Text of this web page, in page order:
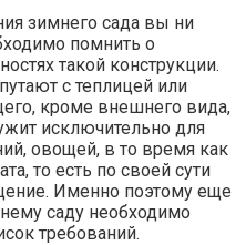
зимнего сада вы ни
помнить о
такой конструкции.
с теплицей или
кроме внешнего вида,
исключительно для
овощей, в то время как
то есть по своей сути
Именно поэтому еще
саду необходимо
требований.